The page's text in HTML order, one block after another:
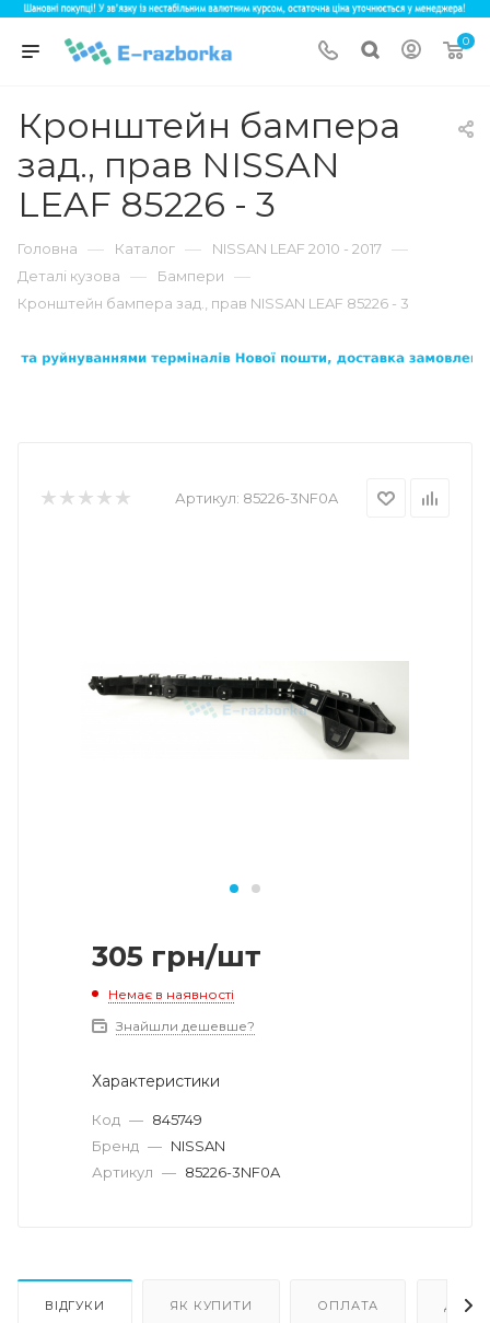
0
Кронштейн бампера
зад., прав NISSAN
LEAF 85226 - 3
Головна — Каталог — NISSAN LEAF 2010 - 2017 —
Деталі кузова — Бампери —
Кронштейн бампера зад., прав NISSAN LEAF 85226 - 3
Артикул: 85226-3NF0A
305 грн/шт
Немає в наявності
Знайшли дешевше?
Характеристики
Код — 845749
Бренд — NISSAN
Артикул — 85226-3NF0A
ВІДГУКИ ЯК КУПИТИ ОПЛАТА